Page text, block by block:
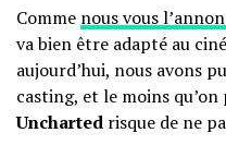
Comme nous vous
va bien être adapté au
aujourd’hui, nous avons
casting, et le moins qu’on
Uncharted risque de ne